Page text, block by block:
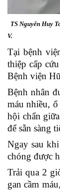
TS Nguyễn Huy
V.
Tại bệnh
thiệp cấp
Bệnh viện
Bệnh nhân
máu nhiều,
hội chẩn
để sẵn sàng
Ngay sau
chóng được
Trải qua 2
gan cầm